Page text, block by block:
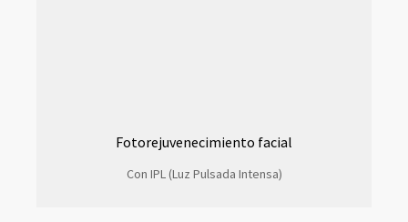
Fotorejuvenecimiento facial
Con IPL (Luz Pulsada Intensa)